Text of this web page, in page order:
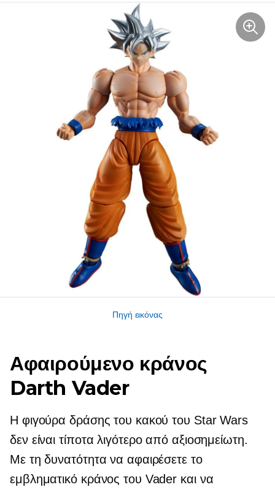
Πηγή εικόνας
Αφαιρούμενο κράνος
Darth Vader
Η φιγούρα δράσης του κακού του Star Wars
δεν είναι τίποτα λιγότερο από αξιοσημείωτη.
Με τη δυνατότητα να αφαιρέσετε το
εμβληματικό κράνος του Vader και να